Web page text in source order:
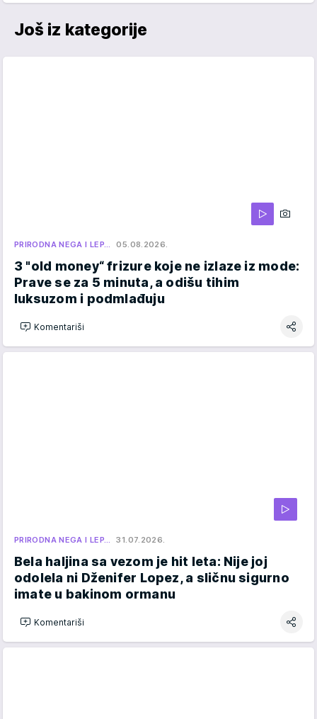
Još iz kategorije
PRIRODNA NEGA I LEP… 05.08.2026.
3 "old money“ frizure koje ne izlaze iz mode:
Prave se za 5 minuta, a odišu tihim
luksuzom i podmlađuju
Komentariši
PRIRODNA NEGA I LEP… 31.07.2026.
Bela haljina sa vezom je hit leta: Nije joj
odolela ni Dženifer Lopez, a sličnu sigurno
imate u bakinom ormanu
Komentariši